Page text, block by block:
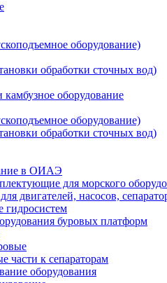
оборудование)
обработки сточных вод)
оборудование
оборудование)
обработки сточных вод)
в ОИАЭ
для морского
двигателей, насосов,
буровых платформ
части к сепараторам
оборудования